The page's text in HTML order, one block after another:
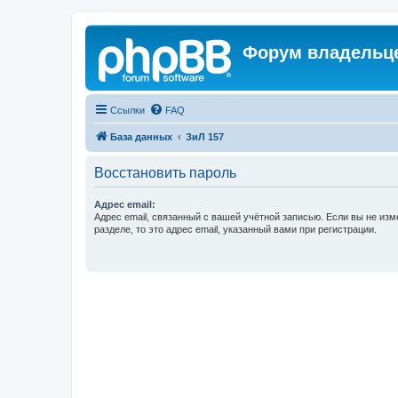
Форум
Ссылки FAQ
База данных ЗиЛ 157
Восстановить пароль
Адрес email:
Адрес email, связанный с вашей учётной записью. Если вы не
разделе, то это адрес email, указанный вами при регистрации.